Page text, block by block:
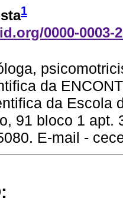
1
0000-0003-
da
da Escola
91 bloco 1 apt.
E-mail -